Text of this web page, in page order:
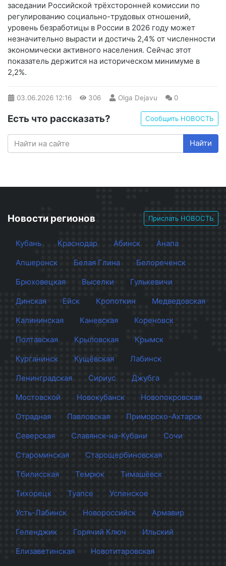
заседании Российской трёхсторонней комиссии по
регулированию социально-трудовых отношений,
уровень безработицы в России в 2026 году может
незначительно вырасти и достичь 2,4% от численности
экономически активного населения. Сейчас этот
показатель держится на историческом минимуме в
2,2%.
03.06.2026 12:16 306 Olga Dejavu 0
Есть что рассказать? Сообщить НОВОСТЬ
Найти
Новости регионов Прислать НОВОСТЬ
Кубань Краснодар Абинск
Анапа
Апшеронск
Белая Глина
Белореченск
Брюховецкая
Выселки
Гулькевичи
Динская
Ейск Кропоткин
Медведовская
Калининская
Каневская
Кореновск
Полтавская
Крыловская
Крымск
Курганинск
Кущёвская
Лабинск
Ленинградская
Сириус
Джубга
Мостовской
Новокубанск
Новопокровская
Отрадная
Павловская
Приморско-Ахтарск
Северская
Славянск-на-Кубани
Сочи
Староминская
Старощербиновская
Тбилисская
Темрюк
Тимашёвск
Тихорецк
Туапсе
Успенское
Усть-Лабинск
Новороссийск
Армавир
Геленджик
Горячий Ключ
Ильский
Елизаветинская
Новотитаровская